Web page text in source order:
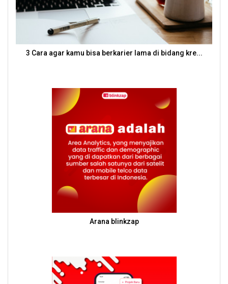
3 Cara agar kamu bisa berkarier lama di bidang kre...
Arana blinkzap